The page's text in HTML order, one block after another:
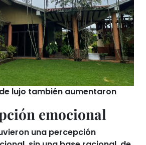
lujo también aumentaron
emocional
una percepción